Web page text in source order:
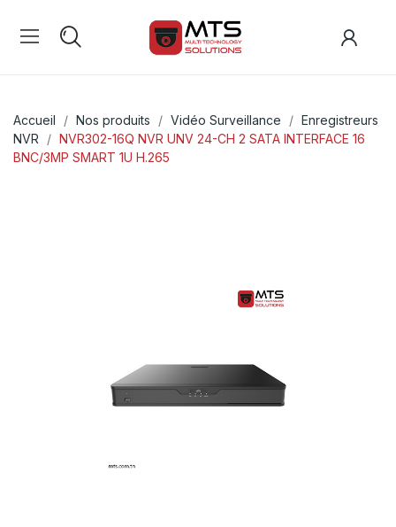
Accueil Nos produits Vidéo Surveillance
Enregistreurs
NVR
NVR302-16Q NVR UNV 24-CH 2 SATA INTERFACE 16
BNC/3MP SMART 1U H.265